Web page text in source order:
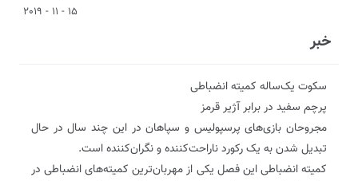
15 - 11 - 2019
خبر
سکوت یک‌ساله کمیته انضباطی‌
پرچم سفید در برابر آژیر قرمز
مجروحان بازی‌های پرسپولیس و سپاهان در این چند سال در حال
تبدیل شدن به یک رکورد ناراحت‌کننده و نگران‌کننده است.
کمیته انضباطی این فصل یکی از مهربان‌ترین کمیته‌های انضباطی در